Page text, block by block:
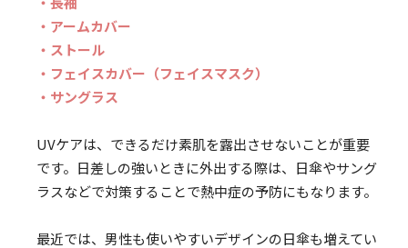
・アームカバー
・ストール
・フェイスカバー（フェイスマスク）
・サングラス
UVケアは、できるだけ素肌を露出させないことが重要
です。日差しの強いときに外出する際は、日傘やサング
ラスなどで対策することで熱中症の予防にもなります。
最近では、男性も使いやすいデザインの日傘も増えてい